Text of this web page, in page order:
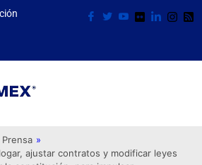
»
ajustar contratos y modificar leyes